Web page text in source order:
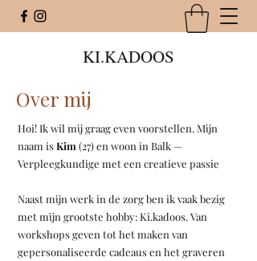
KI.KADOOS
Over mij
Hoi! Ik wil mij graag even voorstellen. Mijn
naam isKim (27) en woon in Balk —
Verpleegkundige met een creatieve passie
Naast mijn werk in de zorg ben ik vaak bezig
met mijn grootste hobby: Ki.kadoos. Van
workshops geven tot het maken van
gepersonaliseerde cadeaus en het graveren